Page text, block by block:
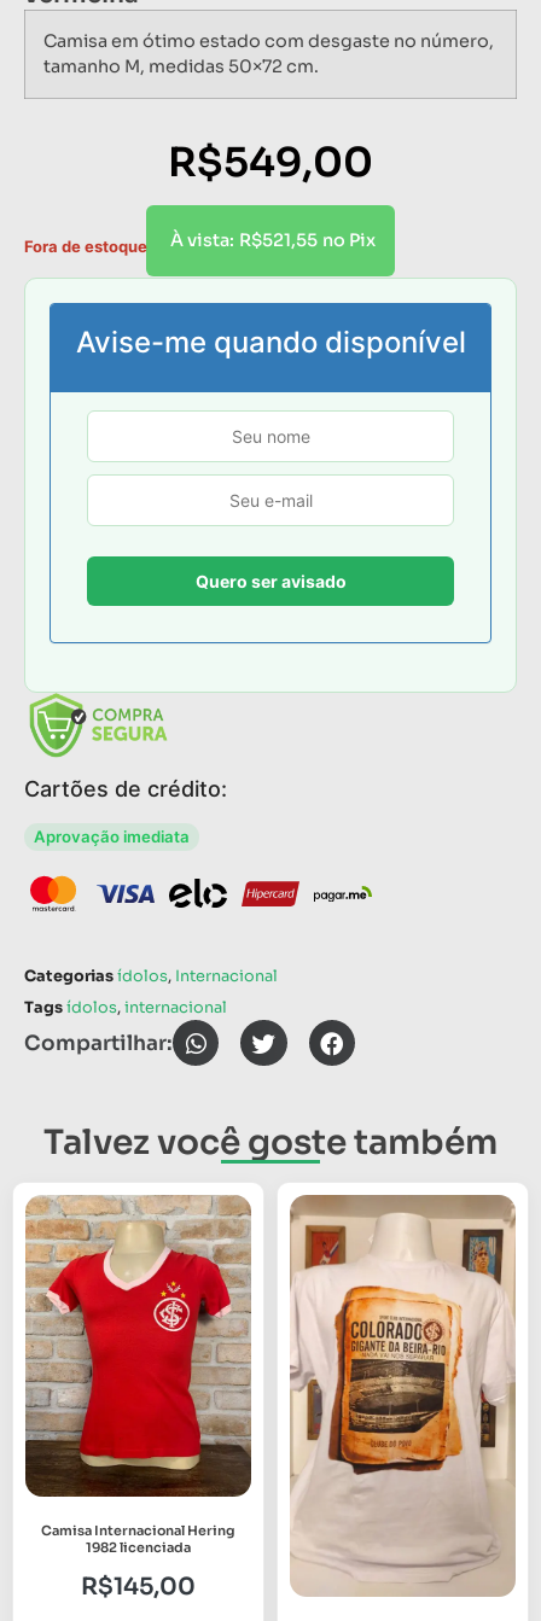
Camisa em ótimo estado com desgaste no número,
tamanho M, medidas 50×72 cm.
R$549,00
À vista: R$521,55 no Pix
Fora de estoque
Avise-me quando disponível
Cartões de crédito:
Aprovação imediata
Categoriasídolos, Internacional
Tagsídolos,internacional
Compartilhar:
Talvez você goste também
Camisa Internacional Hering
1982 licenciada
R$145,00